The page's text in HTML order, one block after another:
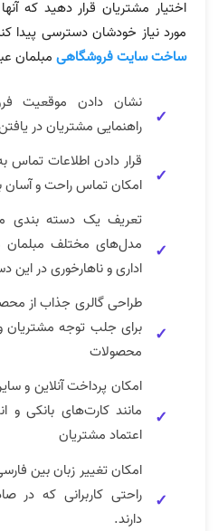
اختیار مشتریان قرار دهید که
مورد نیاز خودشان دسترسی پیدا
ساخت سایت فروشگاهی مبلمان
نشان دادن موقعیت
راهنمایی مشتریان در
قرار دادن اطلاعات تماس
امکان تماس راحت و آسان
تعریف یک دسته‌
مدل‌های مختلف مبلمان
اداری و ناهارخوری در این
طراحی گالری جذاب از
برای جلب توجه مشتریان
محصولات
امکان پرداخت آنلاین و
مانند کارت‌های بانکی و
اعتماد مشتریان
امکان تغییر زبان بین
راحتی کاربرانی که در
دارند.